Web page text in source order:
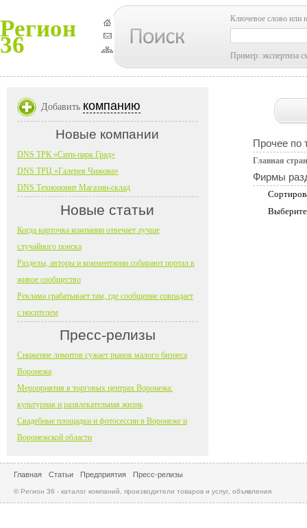
Регион
36
Ключевое слово или
Пример: экспертиза
Прочее по
Главная
Фирмы
Добавить компанию
Новые компании
DNS ТРК «Сити-парк Град»
DNS ТРЦ «Галерея Чижова»
DNS Технопоинт Магазин-склад
Новые статьи
Когда карточка компании отвечает лучше
случайного поиска
Разделы, авторы и комментарии собирают портал в
живое сообщество
Реклама срабатывает там, где сообщение совпадает
с носителем
Пресс-релизы
Снижение лимитов сужает рынок малого бизнеса
Воронежа
Мероприятия в торговых центрах Воронежа:
культурная и развлекательная жизнь
Свадебные площадки и фотосессии в Воронеже и
Воронежской области
Главная Статьи Предприятия Пресс-релизы
© Регион 36 - каталог компаний, производители товаров и услуг, объявления